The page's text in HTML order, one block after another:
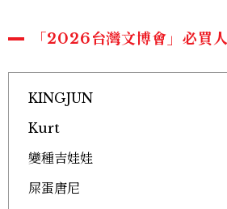
「2026台灣文博會」必買
KINGJUN
Kurt
變種吉娃娃
屎蛋唐尼